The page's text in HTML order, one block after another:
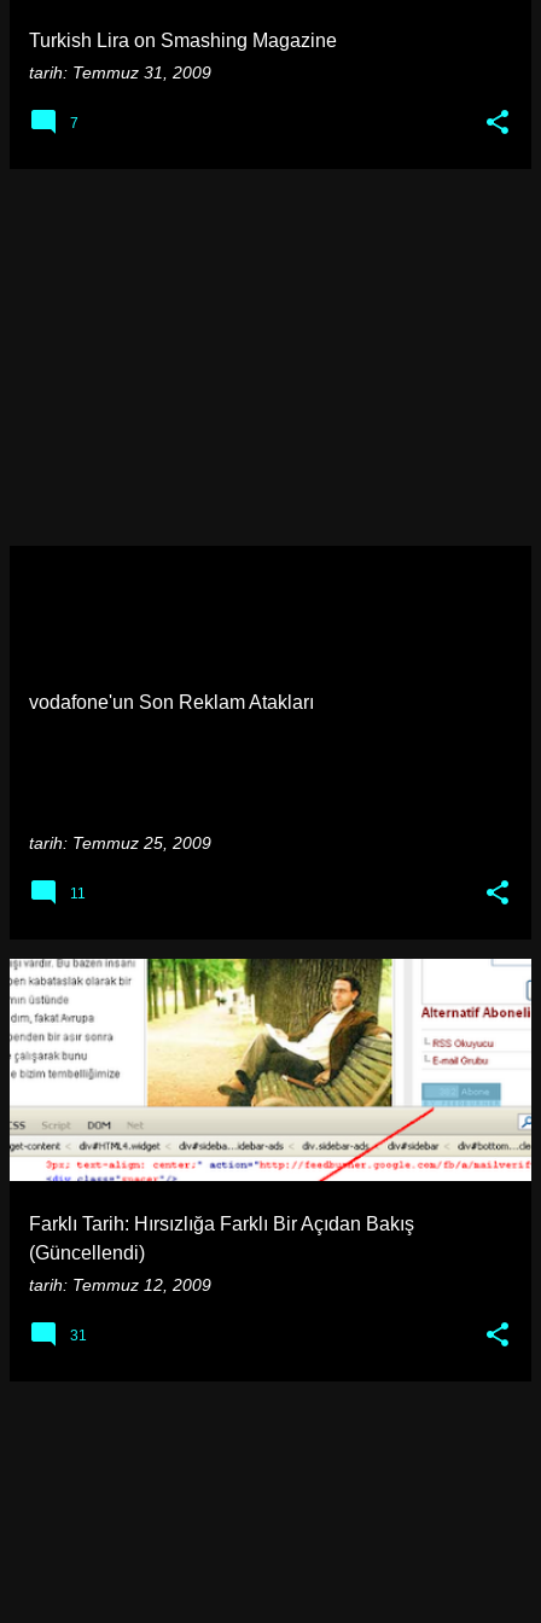
Turkish Lira on Smashing Magazine
tarih: Temmuz 31, 2009
7
vodafone'un Son Reklam Atakları
tarih: Temmuz 25, 2009
11
Farklı Tarih: Hırsızlığa Farklı Bir Açıdan Bakış
(Güncellendi)
tarih: Temmuz 12, 2009
31